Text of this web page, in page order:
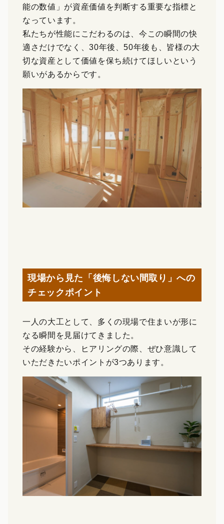
能の数値」が資産価値を判断する重要な指標と
なっています。
私たちが性能にこだわるのは、今この瞬間の快
適さだけでなく、30年後、50年後も、皆様の大
切な資産として価値を保ち続けてほしいという
願いがあるからです。
現場から見た「後悔しない間取り」への
チェックポイント
一人の大工として、多くの現場で住まいが形に
なる瞬間を見届けてきました。
その経験から、ヒアリングの際、ぜひ意識して
いただきたいポイントが3つあります。